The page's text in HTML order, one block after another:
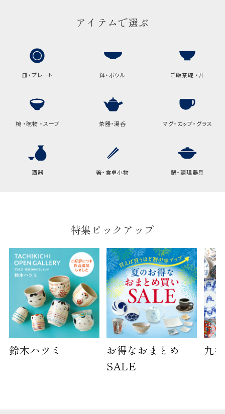
包装紙でお包みできない一部
手提袋はお付けできません。
手提げ袋について
32.5cm
サイズ
高さ
40cm
横
30cm
幅
14cm
袋のサイズは当店で最適なものをご用意いたしま
す。
ご提供枚数の上限はご注文商品数となります。
アイテムで選ぶ
皿・プレート 鉢・ボウル ご飯茶碗 ・丼
椀 ・碗物 ・スープ 茶器・湯呑 マグ・カップ・グラス
酒器 箸・食卓小物 鍋・調理器具
特集ピックアップ
鈴木ハツミ
お得なおまとめ
SALE
九